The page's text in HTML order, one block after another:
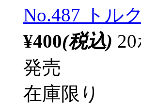
No.487 トル
¥400(税込)
発売
在庫限り